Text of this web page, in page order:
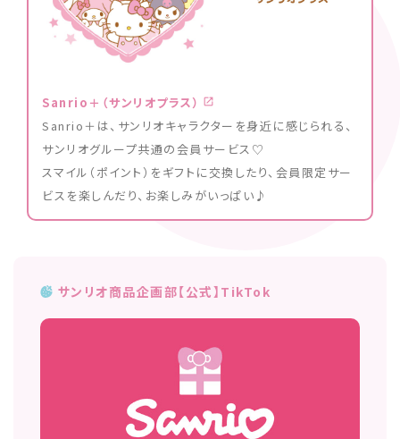
Sanrio＋（サンリオプラス）
Sanrio＋は、サンリオキャラクターを身近に感じられる、
サンリオグループ共通の会員サービス♡
スマイル（ポイント）をギフトに交換したり、会員限定サー
ビスを楽しんだり、お楽しみがいっぱい♪
サンリオ商品企画部【公式】TikTok